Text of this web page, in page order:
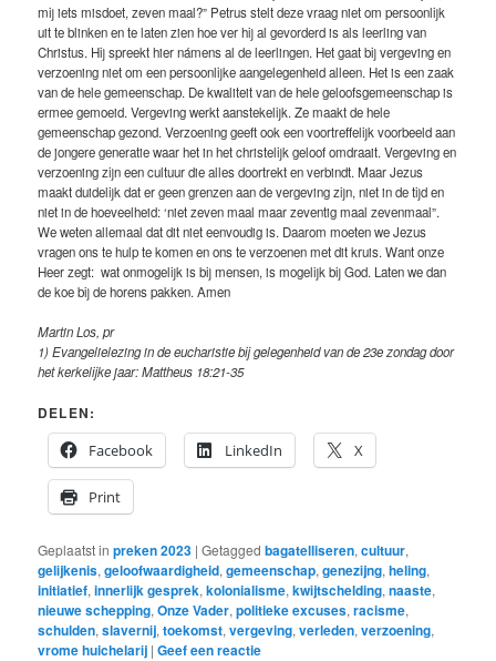
mij iets misdoet, zeven maal?” Petrus stelt deze vraag niet om persoonlijk
uit te blinken en te laten zien hoe ver hij al gevorderd is als leerling van
Christus. Hij spreekt hier námens al de leerlingen. Het gaat bij vergeving en
verzoening niet om een persoonlijke aangelegenheid alleen. Het is een zaak
van de hele gemeenschap. De kwaliteit van de hele geloofsgemeenschap is
ermee gemoeid. Vergeving werkt aanstekelijk. Ze maakt de hele
gemeenschap gezond. Verzoening geeft ook een voortreffelijk voorbeeld aan
de jongere generatie waar het in het christelijk geloof omdraait. Vergeving en
verzoening zijn een cultuur die alles doortrekt en verbindt. Maar Jezus
maakt duidelijk dat er geen grenzen aan de vergeving zijn, niet in de tijd en
niet in de hoeveelheid: ‘niet zeven maal maar zeventig maal zevenmaal”.
We weten allemaal dat dit niet eenvoudig is. Daarom moeten we Jezus
vragen ons te hulp te komen en ons te verzoenen met dit kruis. Want onze
Heer zegt: wat onmogelijk is bij mensen, is mogelijk bij God. Laten we dan
de koe bij de horens pakken. Amen
Martin Los, pr
1) Evangelielezing in de eucharistie bij gelegenheid van de 23e zondag door
het kerkelijke jaar: Mattheus 18:21-35
DELEN:
Facebook
LinkedIn X
Print
Geplaatst in preken 2023 |Getagged bagatelliseren,cultuur,
gelijkenis,geloofwaardigheid,gemeenschap,genezijng,heling,
initiatief,innerlijk gesprek,kolonialisme,kwijtschelding,naaste,
nieuwe schepping,Onze Vader,politieke excuses,racisme,
schulden,slavernij,toekomst,vergeving,verleden,verzoening,
vrome huichelarij |Geef een reactie